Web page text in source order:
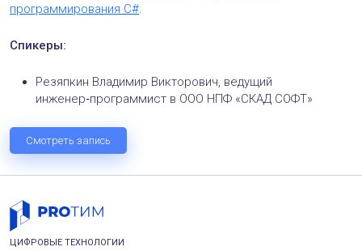
программирования C#.
Спикеры:
Резяпкин Владимир Викторович, ведущий
инженер‑программист в ООО НПФ «СКАД СОФТ»
Смотреть запись
ЦИФРОВЫЕ ТЕХНОЛОГИИ